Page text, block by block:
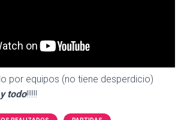
por equipos (no tiene desperdicio)
todo!!!!!!